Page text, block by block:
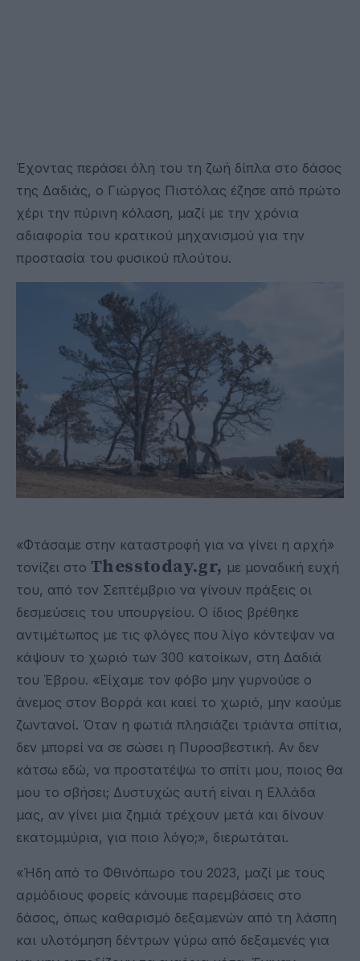
Έχοντας περάσει όλη του τη ζωή δίπλα στο δάσος
της Δαδιάς, ο Γιώργος Πιστόλας έζησε από πρώτο
χέρι την πύρινη κόλαση, μαζί με την χρόνια
αδιαφορία του κρατικού μηχανισμού για την
προστασία του φυσικού πλούτου.
«Φτάσαμε στην καταστροφή για να γίνει η αρχή»
τονίζει στο Τhesstoday.gr, με μοναδική ευχή
του, από τον Σεπτέμβριο να γίνουν πράξεις οι
δεσμεύσεις του υπουργείου. Ο ίδιος βρέθηκε
αντιμέτωπος με τις φλόγες που λίγο κόντεψαν να
κάψουν το χωριό των 300 κατοίκων, στη Δαδιά
του Έβρου. «Είχαμε τον φόβο μην γυρνούσε ο
άνεμος στον Βορρά και καεί το χωριό, μην καούμε
ζωντανοί. Όταν η φωτιά πλησιάζει τριάντα σπίτια,
δεν μπορεί να σε σώσει η Πυροσβεστική. Αν δεν
κάτσω εδώ, να προστατέψω το σπίτι μου, ποιος θα
μου το σβήσει; Δυστυχώς αυτή είναι η Ελλάδα
μας, αν γίνει μια ζημιά τρέχουν μετά και δίνουν
εκατομμύρια, για ποιο λόγο;», διερωτάται.
«Ήδη από το Φθινόπωρο του 2023, μαζί με τους
αρμόδιους φορείς κάνουμε παρεμβάσεις στο
δάσος, όπως καθαρισμό δεξαμενών από τη λάσπη
και υλοτόμηση δέντρων γύρω από δεξαμενές για